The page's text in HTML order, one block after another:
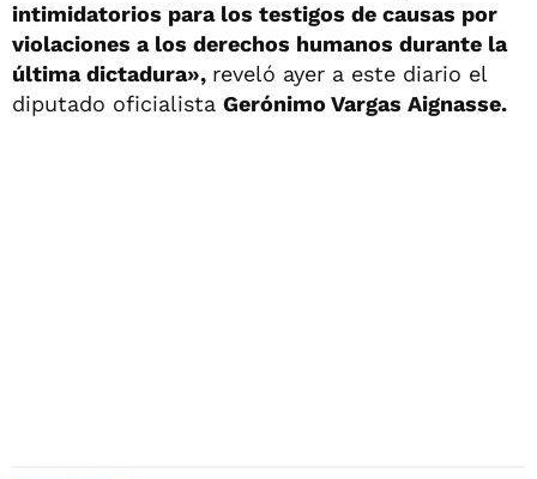
intimidatorios para los testigos de causas por
violaciones a los derechos humanos durante la
última dictadura», reveló ayer a este diario el
diputado oficialista Gerónimo Vargas Aignasse.